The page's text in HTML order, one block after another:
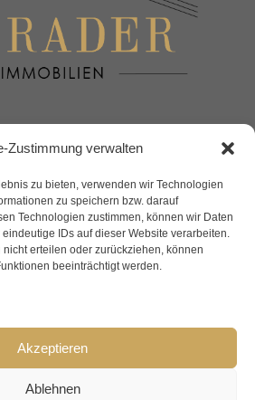
Zustimmung verwalten
zu bieten, verwenden wir Technologien
zu speichern bzw. darauf
Technologien zustimmen, können wir Daten
IDs auf dieser Website verarbeiten.
erteilen oder zurückziehen, können
beeinträchtigt werden.
Akzeptieren
Ablehnen
Maklerteam
DOWNLOADS
AGBs
Übersicht Kauf
Übersicht Miete
Alpenblick Villach